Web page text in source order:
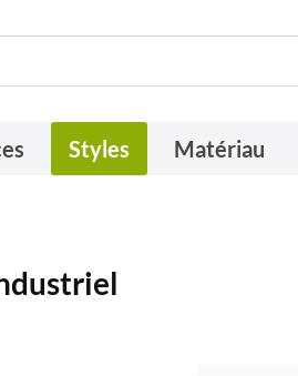
Styles Matériau